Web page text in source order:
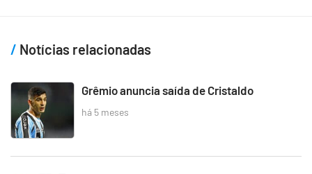
Notícias relacionadas
Grêmio anuncia saída de Cristaldo
há 5 meses